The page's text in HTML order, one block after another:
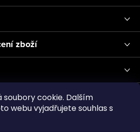
cookie. Dalším
webu vyjadřujete souhlas s
zboží
↗